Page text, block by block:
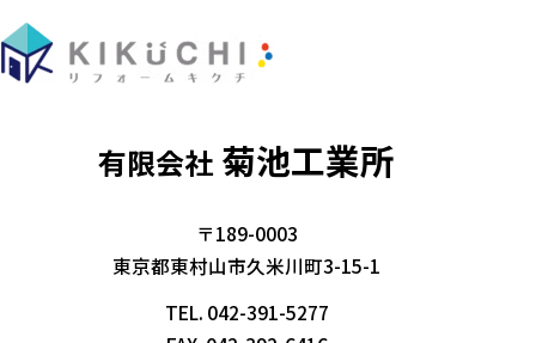
有限会社 菊池工業所
〒189-0003
東京都東村山市久米川町3-15-1
TEL. 042-391-5277